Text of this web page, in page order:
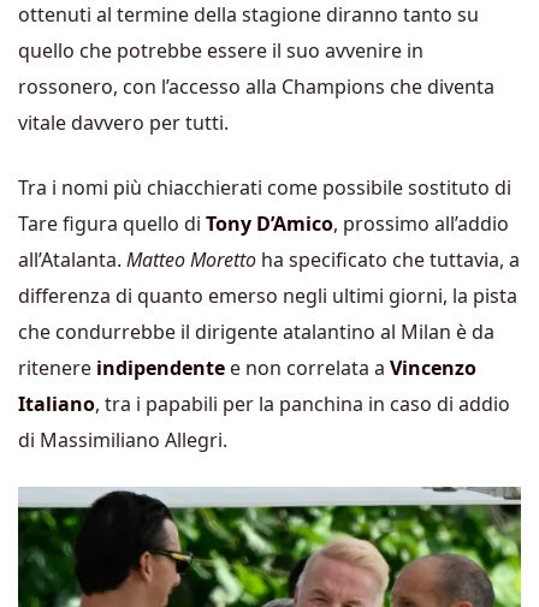
ottenuti al termine della stagione diranno tanto su
quello che potrebbe essere il suo avvenire in
rossonero, con l’accesso alla Champions che diventa
vitale davvero per tutti.
Tra i nomi più chiacchierati come possibile sostituto di
Tare figura quello di Tony D’Amico, prossimo all’addio
all’Atalanta. Matteo Moretto ha specificato che tuttavia, a
differenza di quanto emerso negli ultimi giorni, la pista
che condurrebbe il dirigente atalantino al Milan è da
ritenere indipendente e non correlata a Vincenzo
Italiano, tra i papabili per la panchina in caso di addio
di Massimiliano Allegri.